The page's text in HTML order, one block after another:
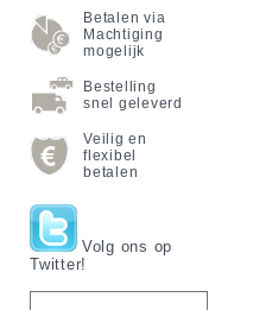
Betalen via
Machtiging
mogelijk
Bestelling
snel geleverd
Veilig en
flexibel
betalen
Volg ons op
Twitter!